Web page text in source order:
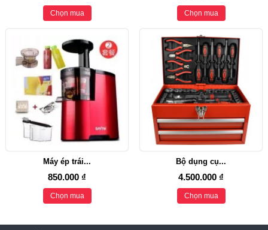
Chọn mua Chọn mua
Máy ép trái...
850.000 ₫
Chọn mua
Bộ dụng cụ...
4.500.000 ₫
Chọn mua